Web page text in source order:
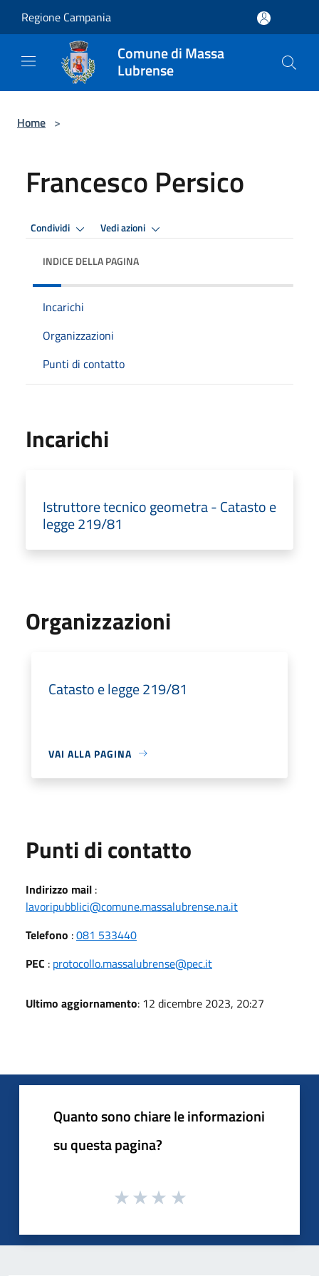
Regione Campania
Comune di Massa
Lubrense
Home >
Francesco Persico
Condividi Vedi azioni
INDICE DELLA PAGINA
Incarichi
Organizzazioni
Punti di contatto
Incarichi
Istruttore tecnico geometra - Catasto e
legge 219/81
Organizzazioni
Catasto e legge 219/81
VAI ALLA PAGINA
Punti di contatto
Indirizzo mail :
lavoripubblici@comune.massalubrense.na.it
Telefono :081 533440
PEC : protocollo.massalubrense@pec.it
Ultimo aggiornamento: 12 dicembre 2023, 20:27
Quanto sono chiare le informazioni
su questa pagina?